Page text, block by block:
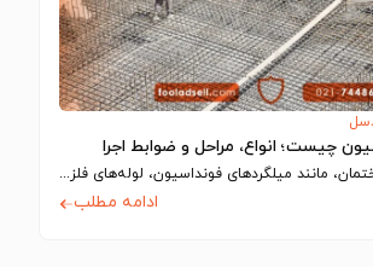
چیست؛ انواع، مراحل و ضوابط اجرا
اجزای فلزی در ساختمان، مانند میلگردهای فونداسیون، لوله‌های فلزی و شفت آسانسور، رسانای جریان…
ادامه مطلب